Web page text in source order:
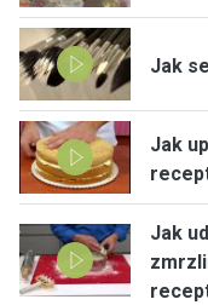
Jak
Jak
Jak